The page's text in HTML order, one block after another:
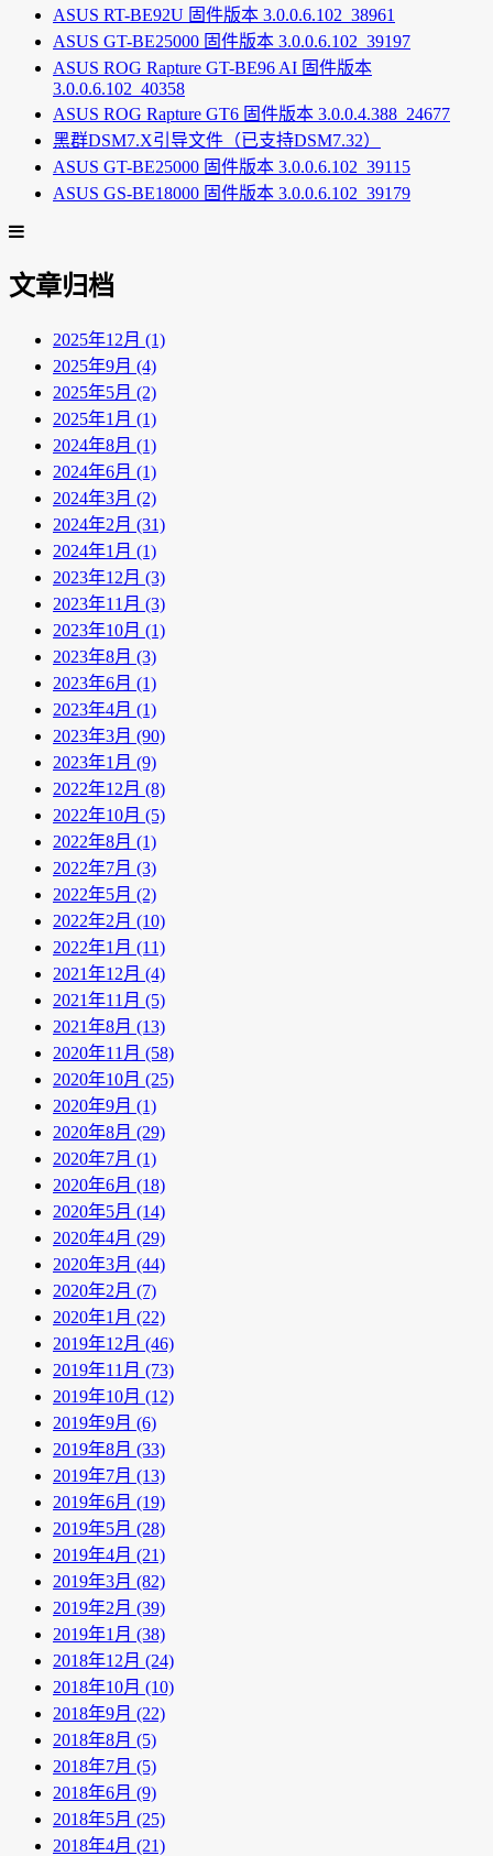
ASUS RT-BE92U 固件版本 3.0.0.6.102_38961
ASUS GT-BE25000 固件版本 3.0.0.6.102_39197
ASUS ROG Rapture GT-BE96 AI 固件版本
3.0.0.6.102_40358
ASUS ROG Rapture GT6 固件版本 3.0.0.4.388_24677
黑群DSM7.X引导文件（已支持DSM7.32）
ASUS GT-BE25000 固件版本 3.0.0.6.102_39115
ASUS GS-BE18000 固件版本 3.0.0.6.102_39179
文章归档
2025年12月 (1)
2025年9月 (4)
2025年5月 (2)
2025年1月 (1)
2024年8月 (1)
2024年6月 (1)
2024年3月 (2)
2024年2月 (31)
2024年1月 (1)
2023年12月 (3)
2023年11月 (3)
2023年10月 (1)
2023年8月 (3)
2023年6月 (1)
2023年4月 (1)
2023年3月 (90)
2023年1月 (9)
2022年12月 (8)
2022年10月 (5)
2022年8月 (1)
2022年7月 (3)
2022年5月 (2)
2022年2月 (10)
2022年1月 (11)
2021年12月 (4)
2021年11月 (5)
2021年8月 (13)
2020年11月 (58)
2020年10月 (25)
2020年9月 (1)
2020年8月 (29)
2020年7月 (1)
2020年6月 (18)
2020年5月 (14)
2020年4月 (29)
2020年3月 (44)
2020年2月 (7)
2020年1月 (22)
2019年12月 (46)
2019年11月 (73)
2019年10月 (12)
2019年9月 (6)
2019年8月 (33)
2019年7月 (13)
2019年6月 (19)
2019年5月 (28)
2019年4月 (21)
2019年3月 (82)
2019年2月 (39)
2019年1月 (38)
2018年12月 (24)
2018年10月 (10)
2018年9月 (22)
2018年8月 (5)
2018年7月 (5)
2018年6月 (9)
2018年5月 (25)
2018年4月 (21)